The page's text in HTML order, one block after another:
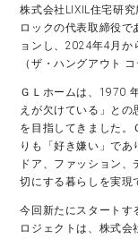
株式会社LIXIL住宅研
ロックの代表取締役で
ョンし、2024年4月か
（ザ・ハングアウト
ＧＬホームは、1970
えが欠けている」との
を目指してきました。
りも「好き嫌い」であ
ドア、ファッション
切にする暮らしを実現
今回新たにスタートす
ロジェクトは、株式